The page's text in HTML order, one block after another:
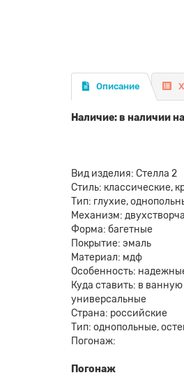
Описание
Наличие: в наличии
Вид изделия: Стелла 2
Стиль: классические,
Тип: глухие,
Механизм:
Форма: багетные
Покрытие: эмаль
Материал: мдф
Особенность:
Куда ставить: в
универсальные
Страна: российские
Тип: однопольные,
Погонаж:
Погонаж